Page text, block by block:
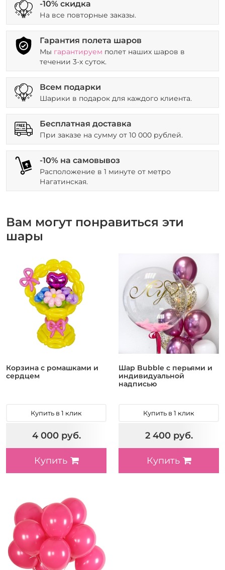
-10% скидка
На все повторные заказы.
Гарантия полета шаров
Мы гарантируем полет наших шаров в
течении 3-х суток.
Всем подарки
Шарики в подарок для каждого клиента.
Бесплатная доставка
При заказе на сумму от 10 000 рублей.
-10% на самовывоз
Расположение в 1 минуте от метро
Нагатинская.
Вам могут понравиться эти
шары
Корзина с ромашками и
сердцем
Купить в 1 клик
4 000 руб.
Купить
Шар Bubble c перьями и
индивидуальной
надписью
Купить в 1 клик
2 400 руб.
Купить